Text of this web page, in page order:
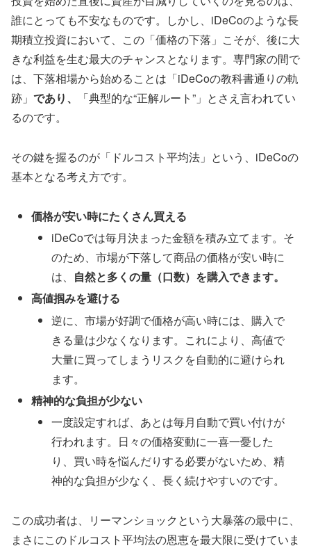
誰にとっても不安なものです。しかし、iDeCoのような長
期積立投資において、この「価格の下落」こそが、後に大
きな利益を生む最大のチャンスとなります。専門家の間で
は、下落相場から始めることは「iDeCoの教科書通りの軌
跡」 であり、
「典型的な“正解ルート”」とさえ言われてい
るのです。
その鍵を握るのが「ドルコスト平均法」という、iDeCoの
基本となる考え方です。
価格が安い時にたくさん買える
iDeCoでは毎月決まった金額を積み立てます。そ
のため、市場が下落して商品の価格が安い時に
は、 自然と多くの量（口数）を購入できます。
高値掴みを避ける
逆に、市場が好調で価格が高い時には、購入で
きる量は少なくなります。これにより、高値で
大量に買ってしまうリスクを自動的に避けられ
ます。
精神的な負担が少ない
一度設定すれば、あとは毎月自動で買い付けが
行われます。日々の価格変動に一喜一憂した
り、買い時を悩んだりする必要がないため、精
神的な負担が少なく、長く続けやすいのです。
この成功者は、リーマンショックという大暴落の最中に、
まさにこのドルコスト平均法の恩恵を最大限に受けていま